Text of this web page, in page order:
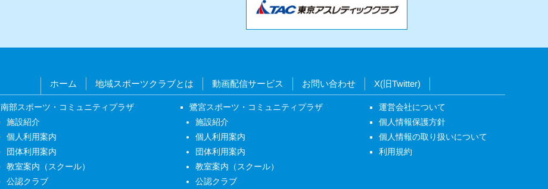
ホーム 地域スポーツクラブとは 動画配信サービス お問い合わせ X(旧Twitter)
南部スポーツ・コミュニティプラザ
施設紹介
個人利用案内
団体利用案内
教室案内（スクール）
公認クラブ
鷺宮スポーツ・コミュニティプラザ
施設紹介
個人利用案内
団体利用案内
教室案内（スクール）
公認クラブ
運営会社について
個人情報保護方針
個人情報の取り扱いについて
利用規約